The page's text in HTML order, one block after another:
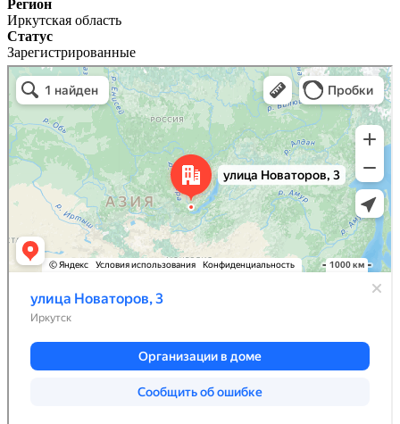
Регион
Иркутская область
Статус
Зарегистрированные